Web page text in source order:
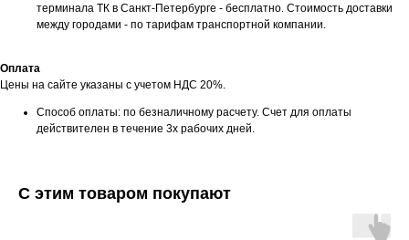
терминала ТК в Санкт-Петербурге - бесплатно. Стоимость доставки
между городами - по тарифам транспортной компании.
Оплата
Цены на сайте указаны с учетом НДС 20%.
Способ оплаты: по безналичному расчету. Счет для оплаты
действителен в течение 3х рабочих дней.
С этим товаром покупают